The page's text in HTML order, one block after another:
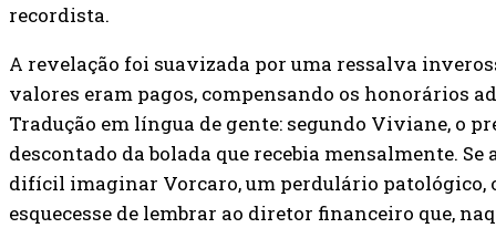
recordista.
A revelação foi suavizada por uma ressalva
valores eram pagos, compensando os honorários
Tradução em língua de gente: segundo Viviane, o
descontado da bolada que recebia mensalmente.
difícil imaginar Vorcaro, um perdulário patológico,
esquecesse de lembrar ao diretor financeiro que,